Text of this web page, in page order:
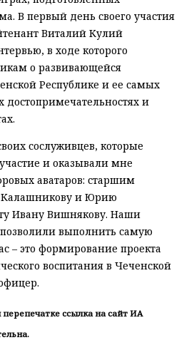
В первый день своего участия
Виталий Кулий
в ходе которого
о развивающейся
Республике и ее самых
и
сослуживцев, которые
и оказывали мне
аватаров: старшим
и Юрию
Ивану Вишнякову. Наши
выполнить самую
– это формирование проекта
воспитания в Чеченской
ссылка на сайт ИА